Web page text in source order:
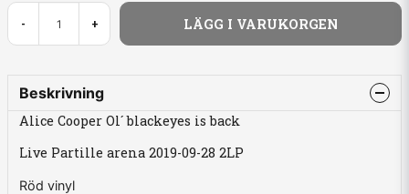
- + LÄGG I VARUKORGEN
Beskrivning
Alice Cooper Ol´ blackeyes is back
Live Partille arena 2019-09-28 2LP
Röd vinyl